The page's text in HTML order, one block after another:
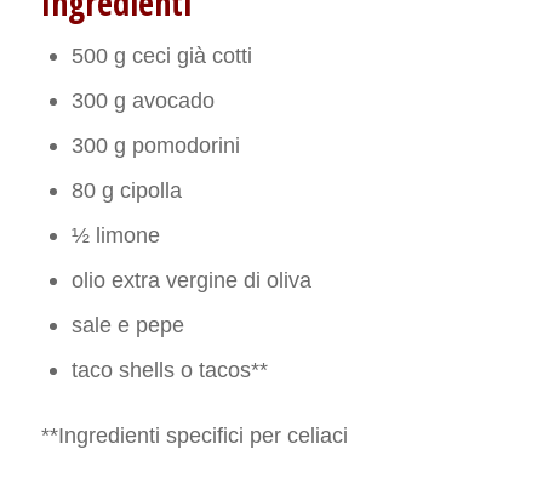
500 g ceci già cotti
300 g avocado
300 g pomodorini
80 g cipolla
½ limone
olio extra vergine di oliva
sale e pepe
taco shells o tacos**
**Ingredienti specifici per celiaci